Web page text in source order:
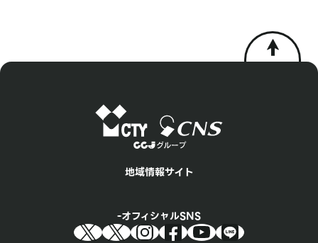
地域情報サイト
オフィシャルSNS